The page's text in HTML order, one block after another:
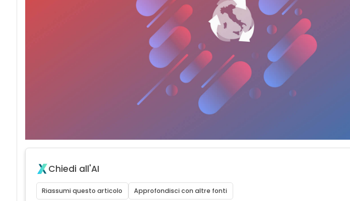
Chiedi all'AI
Riassumi questo articolo Approfondisci con altre fonti